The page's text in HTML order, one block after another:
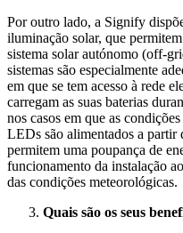
Por outro lado, a Signify
iluminação solar, que
sistema solar autónomo (off-
sistemas são especialmente
em que se tem acesso à rede
carregam as suas baterias
nos casos em que as
LEDs são alimentados a partir
permitem uma poupança de
funcionamento da instalação
das condições meteorológicas.
Quais são os seus